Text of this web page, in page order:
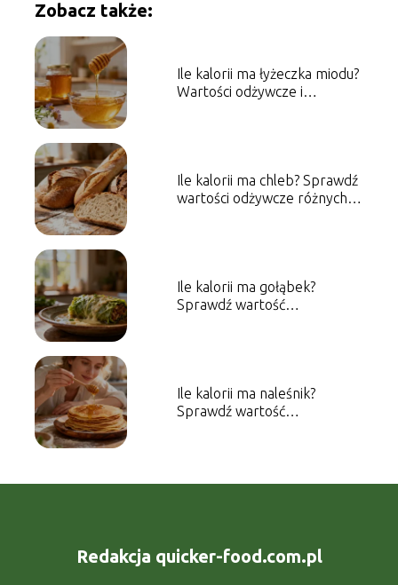
Zobacz także:
Ile kalorii ma łyżeczka miodu?
Wartości odżywcze i
Ile kalorii ma chleb? Sprawdź
wartości odżywcze różnych
Ile kalorii ma gołąbek?
Sprawdź wartość
Ile kalorii ma naleśnik?
Sprawdź wartość
Redakcja quicker-food.com.pl